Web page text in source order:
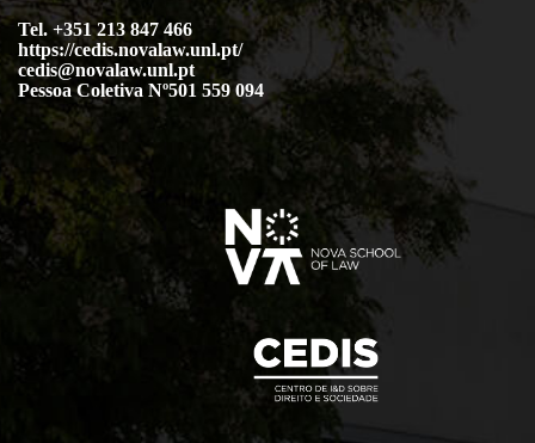
Tel. +351 213 847 466
https://cedis.novalaw.unl.pt/
cedis@novalaw.unl.pt
Pessoa Coletiva Nº501 559 094